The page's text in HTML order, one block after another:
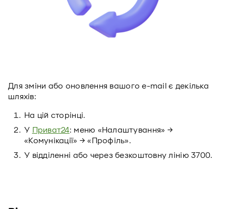
Для зміни або оновлення вашого e-mail є декілька
шляхів:
На цій сторінці.
У Приват24: меню «Налаштування» →
«Комунікації» → «Профіль».
У відділенні або через безкоштовну лінію 3700.